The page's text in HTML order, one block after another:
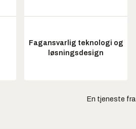
Fagansvarlig teknologi og
løsningsdesign
En tjeneste fra